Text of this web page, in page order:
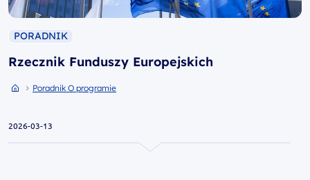
PORADNIK
Rzecznik Funduszy Europejskich
Przejdź do strony głównej portalu
Poradnik O programiePrzejdź do Poradnik O programie
2026-03-13